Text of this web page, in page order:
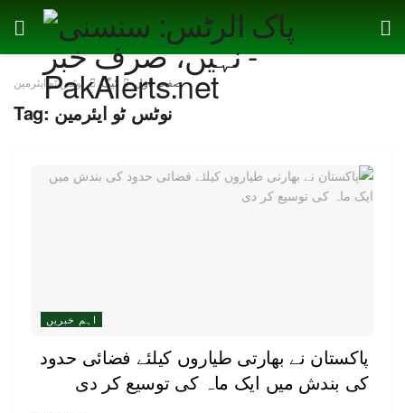
صفحہ اول ٹیگ نوٹس ٹو ایئرمین
Tag: نوٹس ٹو ایئرمین
اہم خبریں
پاکستان نے بھارتی طیاروں کیلئے فضائی حدود
کی بندش میں ایک ماہ کی توسیع کر دی